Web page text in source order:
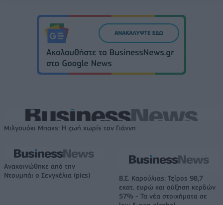
Μιλγουόκι Μπακς: Η ζωή χωρίς τον Γιάννη
Ανακοινώθηκε από την
Ντουμπάι ο Σενγκέλια (pics)
Β.Σ. Καρούλιας: Τζίρος 98,7
εκατ. ευρώ και αύξηση κερδών
57% - Τα νέα στοιχήματα σε